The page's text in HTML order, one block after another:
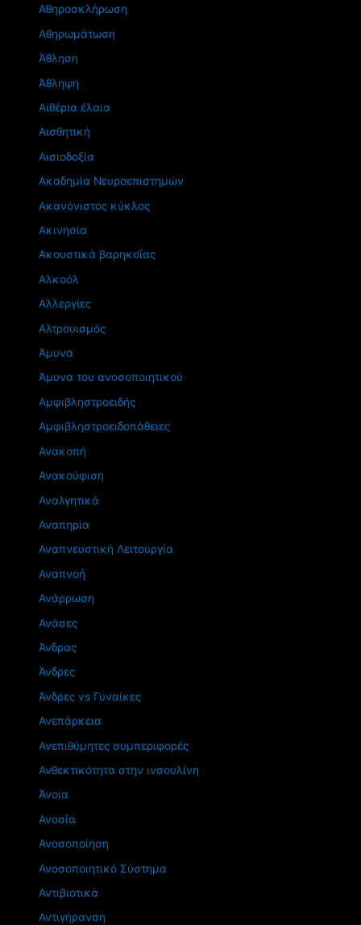
Αθηροσκλήρωση
Αθηρωμάτωση
Άθληση
Άθληψη
Αιθέρια έλαια
Αισθητική
Αισιοδοξία
Ακαδημία Νευροεπιστημών
Ακανόνιστος κύκλος
Ακινησία
Ακουστικά βαρηκοΐας
Αλκοόλ
Αλλεργίες
Αλτρουισμός
Άμυνα
Άμυνα του ανοσοποιητικού
Αμφιβληστροειδής
Αμφιβληστροειδοπάθειες
Ανακοπή
Ανακούφιση
Αναλγητικά
Αναπηρία
Αναπνευστική Λειτουργία
Αναπνοή
Ανάρρωση
Ανάσες
Άνδρας
Άνδρες
Άνδρες vs Γυναίκες
Ανεπάρκεια
Ανεπιθύμητες συμπεριφορές
Ανθεκτικότητα στην ινσουλίνη
Άνοια
Ανοσία
Ανοσοποίηση
Ανοσοποιητικό Σύστημα
Αντιβιοτικά
Αντιγήρανση